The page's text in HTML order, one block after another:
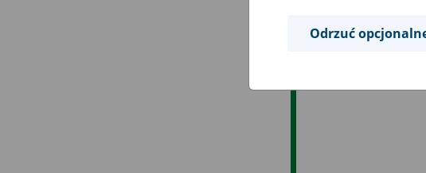
Odrzuć